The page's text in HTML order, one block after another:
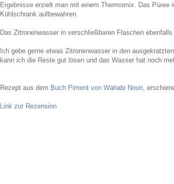
Ergebnisse erzielt man mit einem Thermomix. Das Püree
Kühlschrank aufbewahren.
Das Zitronenwasser in verschließbaren Flaschen
Ich gebe gerne etwas Zitronenwasser in den
kann ich die Reste gut lösen und das Wasser hat noch
Rezept aus dem Buch Piment von Wahabi Nouri ,
Link zur Rezension